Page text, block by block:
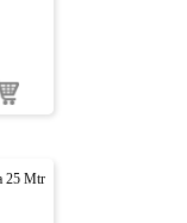
25 Mtr